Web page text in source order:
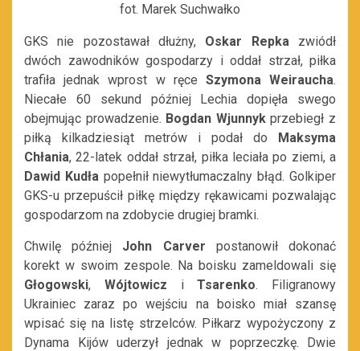
fot. Marek Suchwałko
GKS nie pozostawał dłużny, Oskar Repka zwiódł
dwóch zawodników gospodarzy i oddał strzał, piłka
trafiła jednak wprost w ręce Szymona Weiraucha.
Niecałe 60 sekund później Lechia dopięła swego
obejmując prowadzenie. Bogdan Wjunnykprzebiegł z
piłką kilkadziesiąt metrów i podał do Maksyma
Chłania, 22-latek oddał strzał, piłka leciała po ziemi, a
Dawid Kudła popełnił niewytłumaczalny błąd. Golkiper
GKS-u przepuścił piłkę między rękawicami pozwalając
gospodarzom na zdobycie drugiej bramki.
Chwilę później John Carver postanowił dokonać
korekt w swoim zespole. Na boisku zameldowali się
Głogowski, Wójtowicz iTsarenko. Filigranowy
Ukrainiec zaraz po wejściu na boisko miał szansę
wpisać się na listę strzelców. Piłkarz wypożyczony z
Dynama Kijów uderzył jednak w poprzeczkę. Dwie